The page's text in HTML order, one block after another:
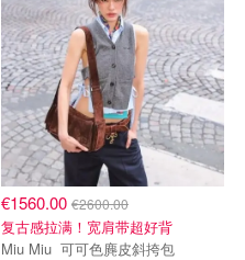
€1560.00 €2600.00
复古感拉满！宽肩带超好背
Miu Miu 可可色麂皮斜挎包